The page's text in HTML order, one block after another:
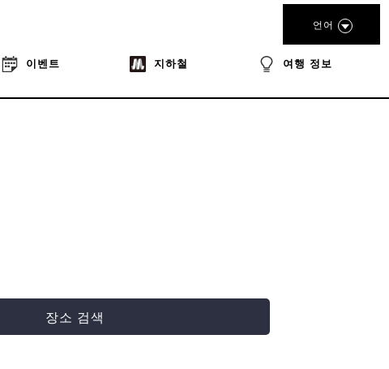
이벤트 지하철 여행 정보
언어
장소 검색